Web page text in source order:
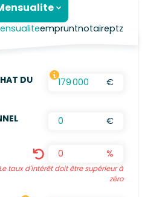
empruntnotaireptz
DU
€
€
%
Le taux d'intérêt doit être supérieur à
zéro